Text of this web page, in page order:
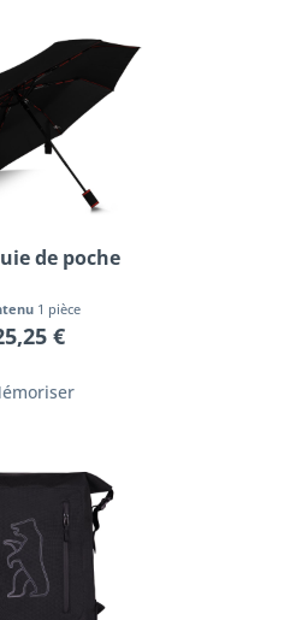
de poche
1 pièce
€